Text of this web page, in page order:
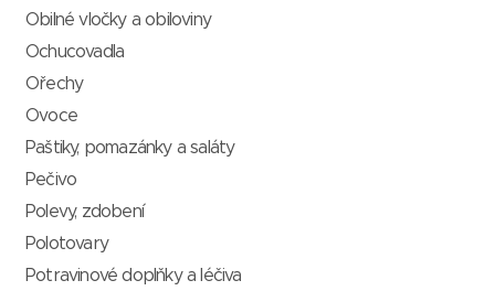
Obilné vločky a obiloviny
Ochucovadla
Ořechy
Ovoce
Paštiky, pomazánky a saláty
Pečivo
Polevy, zdobení
Polotovary
Potravinové doplňky a léčiva